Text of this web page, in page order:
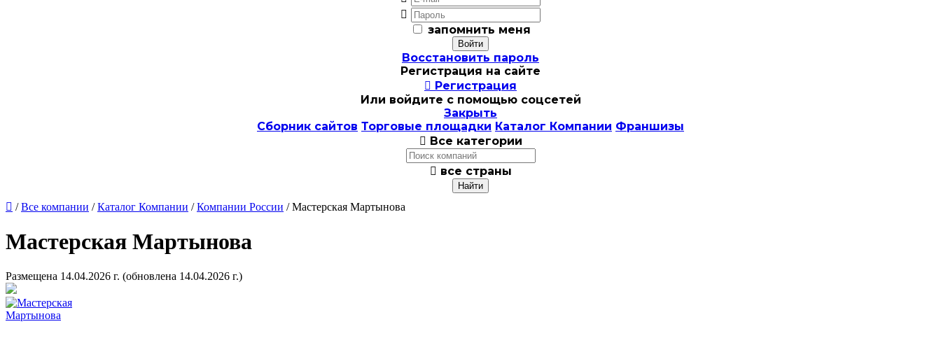

запомнить меня
Восстановить пароль
Регистрация на сайте
 Регистрация
Или войдите с помощью соцсетей
Закрыть
Сборник сайтов Торговые площадки Каталог Компании Франшизы
 Все категории
 все страны
 /Все компании /Каталог Компании /Компании России / Мастерская Мартынова
Мастерская Мартынова
Размещена 14.04.2026 г. (обновлена 14.04.2026 г.)